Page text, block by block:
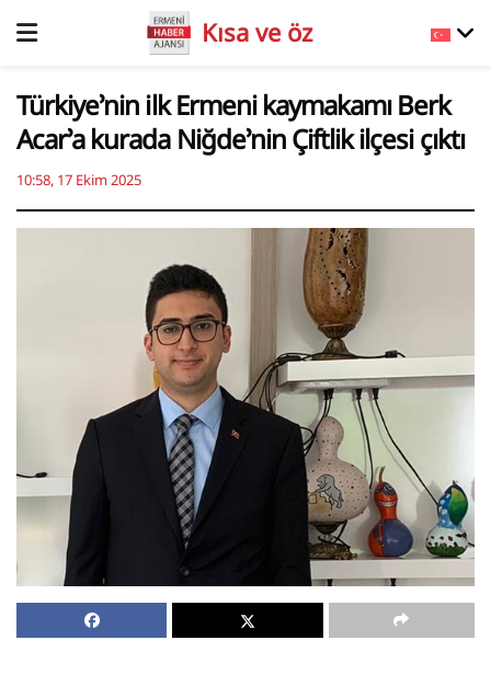
Kısa ve öz
Türkiye’nin ilk Ermeni kaymakamı Berk
Acar’a kurada Niğde’nin Çiftlik ilçesi çıktı
10:58, 17 Ekim 2025